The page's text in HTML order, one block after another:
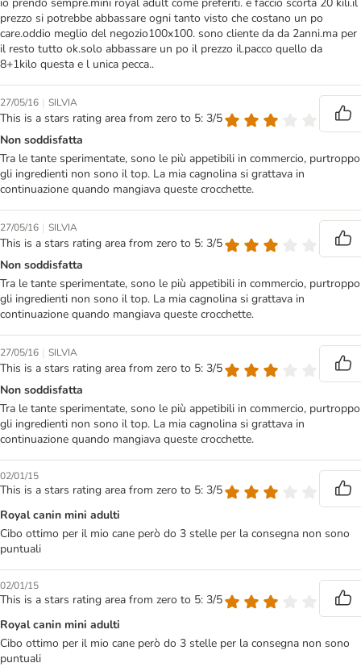
prezzo si potrebbe abbassare ogni tanto visto che costano un po
care.oddio meglio del negozio100x100. sono cliente da da 2anni.ma per
il resto tutto ok.solo abbassare un po il prezzo il.pacco quello da
8+1kilo questa e l unica pecca..
27/05/16 | SILVIA
This is a stars rating area from zero to 5: 3/5
Non soddisfatta
Tra le tante sperimentate, sono le più appetibili in commercio, purtroppo
gli ingredienti non sono il top. La mia cagnolina si grattava in
continuazione quando mangiava queste crocchette.
27/05/16 | SILVIA
This is a stars rating area from zero to 5: 3/5
Non soddisfatta
Tra le tante sperimentate, sono le più appetibili in commercio, purtroppo
gli ingredienti non sono il top. La mia cagnolina si grattava in
continuazione quando mangiava queste crocchette.
27/05/16 | SILVIA
This is a stars rating area from zero to 5: 3/5
Non soddisfatta
Tra le tante sperimentate, sono le più appetibili in commercio, purtroppo
gli ingredienti non sono il top. La mia cagnolina si grattava in
continuazione quando mangiava queste crocchette.
02/01/15
This is a stars rating area from zero to 5: 3/5
Royal canin mini adulti
Cibo ottimo per il mio cane però do 3 stelle per la consegna non sono
puntuali
02/01/15
This is a stars rating area from zero to 5: 3/5
Royal canin mini adulti
Cibo ottimo per il mio cane però do 3 stelle per la consegna non sono
puntuali